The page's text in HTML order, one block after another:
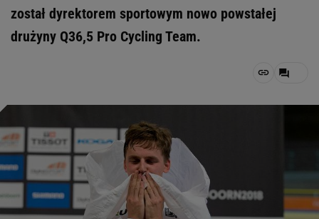
został dyrektorem sportowym nowo powstałej
drużyny Q36,5 Pro Cycling Team.